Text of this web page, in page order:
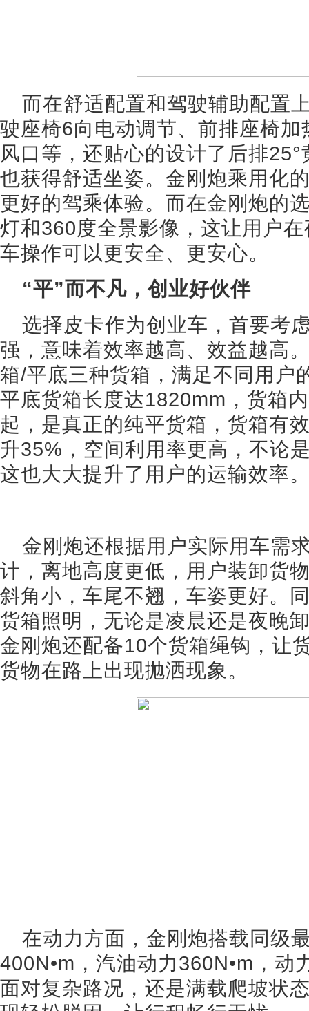
而在舒适配置和驾驶辅助配置
驶座椅6向电动调节、前排座椅
风口等，还贴心的设计了后排
也获得舒适坐姿。金刚炮乘用化
更好的驾乘体验。而在金刚炮的
灯和360度全景影像，这让用户
车操作可以更安全、更安心。
“平”而不凡，创业好伙伴
选择皮卡作为创业车，首要考
强，意味着效率越高、效益越高
箱/平底三种货箱，满足不同用户
平底货箱长度达1820mm，货箱
起，是真正的纯平货箱，货箱有
升35%，空间利用率更高，不论
这也大大提升了用户的运输效率
金刚炮还根据用户实际用车需
计，离地高度更低，用户装卸货
斜角小，车尾不翘，车姿更好。
货箱照明，无论是凌晨还是夜晚
金刚炮还配备10个货箱绳钩，让
货物在路上出现抛洒现象。
在动力方面，金刚炮搭载同级
400N•m，汽油动力360N•m，动
面对复杂路况，还是满载爬坡状